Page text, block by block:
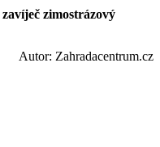
zavíječ zimostrázový
Autor: Zahradacentrum.cz